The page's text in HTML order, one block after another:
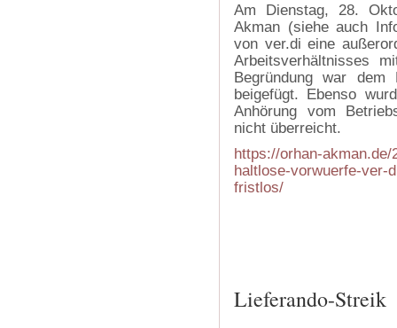
Am Dienstag, 28.
Akman (siehe auch
von ver.di eine
Arbeitsverhältnisses
Begründung war dem
beigefügt. Ebenso
Anhörung vom
nicht überreicht.
https://orhan-
haltlose-vorwuerfe-ver-
fristlos/
Lieferando-Streik